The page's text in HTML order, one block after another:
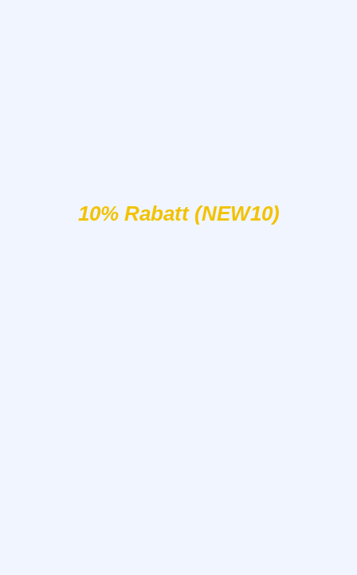
10% Rabatt (NEW10)